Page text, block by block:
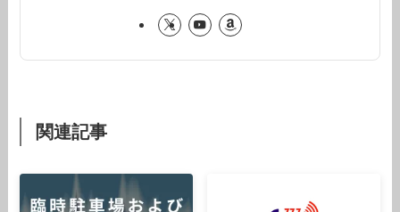
関連記事